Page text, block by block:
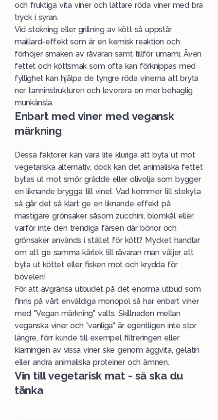
och fruktiga vita viner och lättare röda viner med bra
tryck i syran.
Vid stekning eller grillning av kött så uppstår
maillard-effekt som är en kemisk reaktion och
förhöjer smaken av råvaran samt tillför umami. Även
fettet och köttsmak som ofta kan förknippas med
fyllighet kan hjälpa de tyngrerödavinerna att bryta
ner tanninstrukturen och leverera en mer behaglig
munkänsla.
Enbart med viner med vegansk
märkning
Dessa faktorer kan vara lite kluriga att byta ut mot
vegetariska alternativ, dock kan det animaliska fettet
bytas ut mot smör, grädde eller olivolja som bygger
en liknande brygga till vinet. Vad kommer till stekyta
så går det så klart ge en liknande effekt på
mastigare grönsaker såsom zucchini, blomkål eller
varför inte den trendiga färsen där bönor och
grönsaker används i stället för kött? Mycket handlar
om att ge samma kärlek till råvaran man väljer att
byta ut köttet eller fisken mot och krydda för
bövelen!
För att avgränsa utbudet på det enorma utbud som
finns på vårt enväldiga monopolså har enbart viner
med ”Vegan märkning” valts. Skillnaden mellan
veganska viner och ”vanliga” är egentligen inte stor
längre, förr kunde till exempel filtreringen eller
klarningen av vissa viner ske genom äggvita, gelatin
eller andra animaliska proteiner och ämnen.
Vin till vegetarisk mat - så ska du
tänka